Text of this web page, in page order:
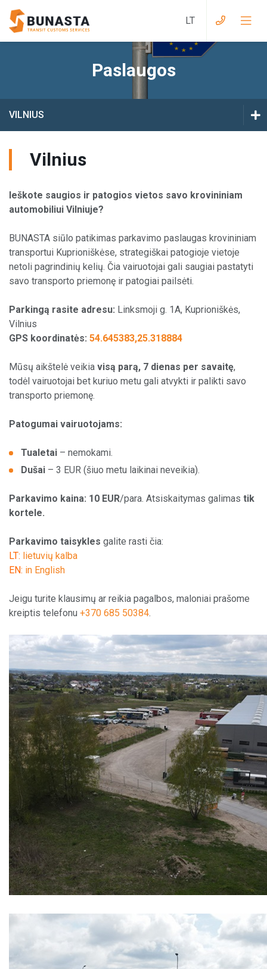
Krovinių dokumentai į Didžiąją Britaniją
Sąjungą
Sąjungos į ES
Krovinių dokumentai iš Ukrainos į ES
Sandėliavimo paslaugos
Vilkikų stovėjimo aikštelės
Kitos paslaugos
ES projektai
Pagal paslaugą
Aptarnavimo centrai
Paslaugos
VILNIUS
DAUGPILIS
Vilnius
Ieškote saugios ir patogios vietos savo krovininiam
automobiliui Vilniuje?
BUNASTA siūlo patikimas parkavimo paslaugas krovininiam
transportui Kuprioniškėse, strategiškai patogioje vietoje
netoli pagrindinių kelių. Čia vairuotojai gali saugiai pastatyti
savo transporto priemonę ir patogiai pailsėti.
Parkingą rasite adresu: Linksmoji g. 1A, Kuprioniškės,
Vilnius
GPS koordinatės: 54.645383,25.318884
Mūsų aikštelė veikia visą parą, 7 dienas per savaitę,
todėl vairuotojai bet kuriuo metu gali atvykti ir palikti savo
transporto priemonę.
Patogumai vairuotojams:
Tualetai – nemokami.
Dušai – 3 EUR (šiuo metu laikinai neveikia).
Parkavimo kaina: 10 EUR/para. Atsiskaitymas galimas tik
kortele.
Parkavimo taisykles galite rasti čia:
LT: lietuvių kalba
EN: in English
Jeigu turite klausimų ar reikia pagalbos, maloniai prašome
kreiptis telefonu +370 685 50384.